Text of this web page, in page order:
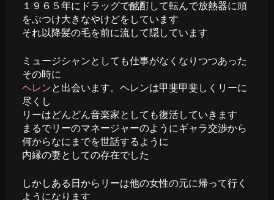
１９６５年にドラッグで酩酊して転んで放熱器に頭
をぶつけ大きなやけどをしています
それ以降髪の毛を前に流して隠しています
ミュージシャンとしても仕事がなくなりつつあった
その時に
ヘレンと出会います。ヘレンは甲斐甲斐しくリーに
尽くし
リーはどんどん音楽家としても復活していきます
まるでリーのマネージャーのようにギャラ交渉から
何からなにまでを世話するように
内縁の妻としての存在でした
しかしある日からリーは他の女性の元に帰って行く
ようになります